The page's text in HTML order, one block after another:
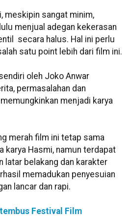
meskipin sangat minim,
menjual adegan kekerasan
secara halus. Hal ini perlu
satu point lebih dari film ini.
oleh Joko Anwar
permasalahan dan
menjadi karya
merah film ini tetap sama
karya Hasmi, namun terdapat
latar belakang dan karakter
memadukan penyesuian
lancar dan rapi.
Festival Film